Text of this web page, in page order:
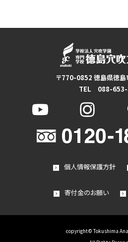
〒770-0852 徳島県徳
TEL 088-653-
個人情報保護方針
寄付金のお願い
copyright© Tokushima